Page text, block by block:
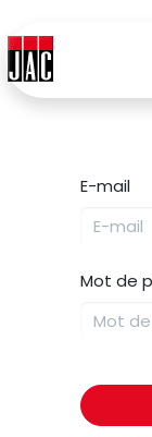
E-mail
Mot de